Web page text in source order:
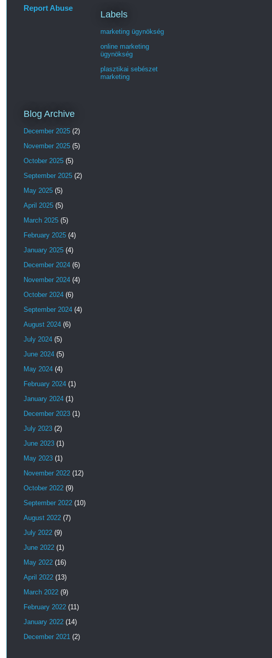
Report Abuse
Labels
marketing ügynökség
online marketing
ügynökség
plasztikai sebészet
marketing
Blog Archive
December 2025 (2)
November 2025 (5)
October 2025 (5)
September 2025 (2)
May 2025 (5)
April 2025 (5)
March 2025 (5)
February 2025 (4)
January 2025 (4)
December 2024 (6)
November 2024 (4)
October 2024 (6)
September 2024 (4)
August 2024 (6)
July 2024 (5)
June 2024 (5)
May 2024 (4)
February 2024 (1)
January 2024 (1)
December 2023 (1)
July 2023 (2)
June 2023 (1)
May 2023 (1)
November 2022 (12)
October 2022 (9)
September 2022 (10)
August 2022 (7)
July 2022 (9)
June 2022 (1)
May 2022 (16)
April 2022 (13)
March 2022 (9)
February 2022 (11)
January 2022 (14)
December 2021 (2)